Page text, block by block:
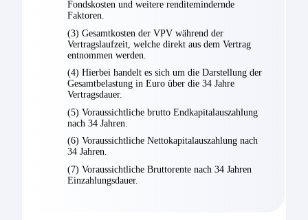
Fondskosten und weitere renditemindernde
Faktoren.
(3) Gesamtkosten der VPV während der
Vertragslaufzeit, welche direkt aus dem Vertrag
entnommen werden.
(4) Hierbei handelt es sich um die Darstellung der
Gesamtbelastung in Euro über die 34 Jahre
Vertragsdauer.
(5) Voraussichtliche brutto Endkapitalauszahlung
nach 34 Jahren.
(6) Voraussichtliche Nettokapitalauszahlung nach
34 Jahren.
(7) Voraussichtliche Bruttorente nach 34 Jahren
Einzahlungsdauer.